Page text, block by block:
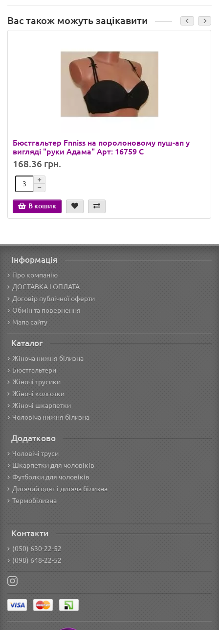
Вас також можуть зацікавити
Бюстгальтер Fnniss на поролоновому пуш-ап у
вигляді "руки Адама" Арт: 16759 C
168.36 грн.
В кошик
Інформація
Про компанію
ДОСТАВКА І ОПЛАТА
Договір публічної оферти
Обмін та повернення
Мапа сайту
Каталог
Жіноча нижня білизна
Бюстгальтери
Жіночі трусики
Жіночі колготки
Жіночі шкарпетки
Чоловіча нижня білизна
Додатково
Чоловічі труси
Шкарпетки для чоловіків
Футболки для чоловіків
Дитячий одяг і дитяча білизна
Термобілизна
Контакти
(050) 630-22-52
(098) 648-22-52